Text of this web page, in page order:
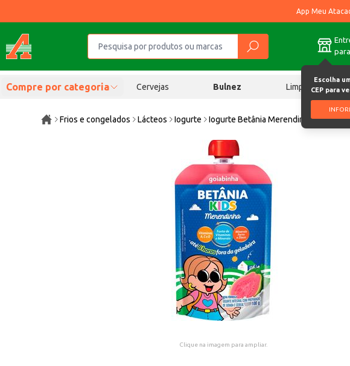
App Meu
Escolha
CEP para
Compre por categoria Cervejas Bulnez Limpeza
Frios e congelados Lácteos Iogurte Iogurte Betânia Merendinha
Clique na imagem para ampliar.